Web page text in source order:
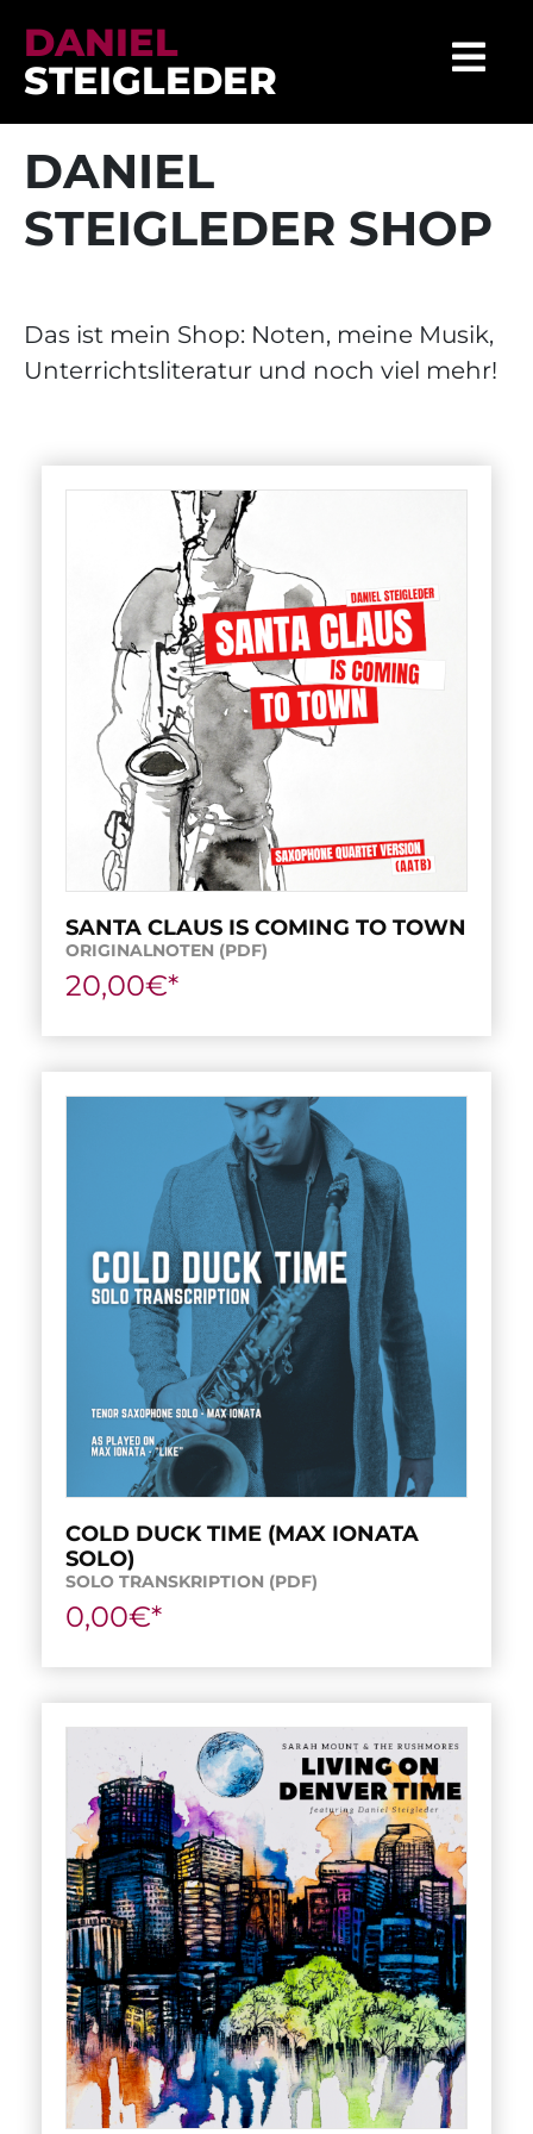
DANIEL
STEIGLEDER
DANIEL
STEIGLEDER SHOP
Das ist mein Shop: Noten, meine Musik,
Unterrichtsliteratur und noch viel mehr!
SANTA CLAUS IS COMING TO TOWN
ORIGINALNOTEN (PDF)
20,00€*
COLD DUCK TIME (MAX IONATA
SOLO)
SOLO TRANSKRIPTION (PDF)
0,00€*